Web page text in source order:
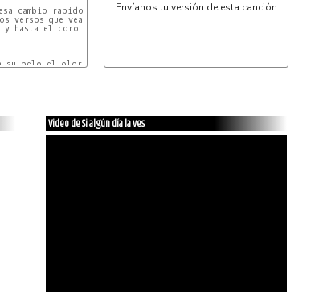
cambio rapido...o no lo hagas ... mediocre!!!
versos que veas son de esa manera...
hasta el coro tambien comienzan con G)
su pelo el olor
Envíanos tu versión de esta canción
Video de Si algún día la ves